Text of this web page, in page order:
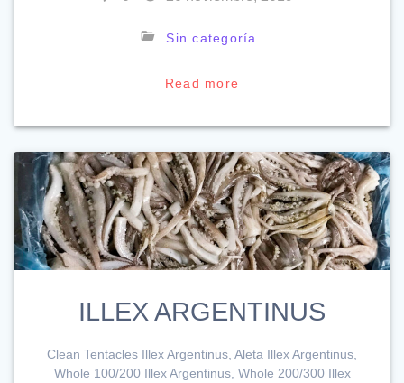
Sin categoría
Read more
ILLEX ARGENTINUS
Clean Tentacles Illex Argentinus, Aleta Illex Argentinus,
Whole 100/200 Illex Argentinus, Whole 200/300 Illex